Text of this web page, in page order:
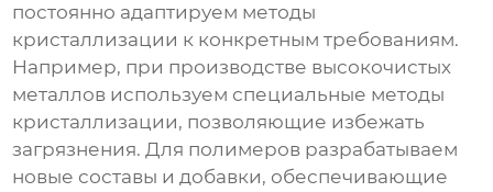
постоянно адаптируем методы
кристаллизации к конкретным требованиям.
Например, при производстве высокочистых
металлов используем специальные методы
кристаллизации, позволяющие избежать
загрязнения. Для полимеров разрабатываем
новые составы и добавки, обеспечивающие